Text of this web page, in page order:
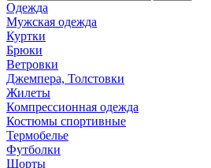
Одежда
Мужская одежда
Куртки
Брюки
Ветровки
Джемпера, Толстовки
Жилеты
Компрессионная одежда
Костюмы спортивные
Термобелье
Футболки
Шорты